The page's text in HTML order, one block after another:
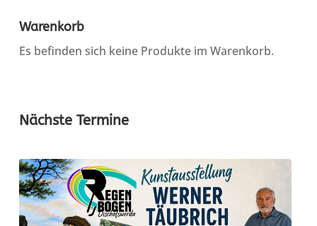
Warenkorb
Es befinden sich keine Produkte im Warenkorb.
Nächste Termine